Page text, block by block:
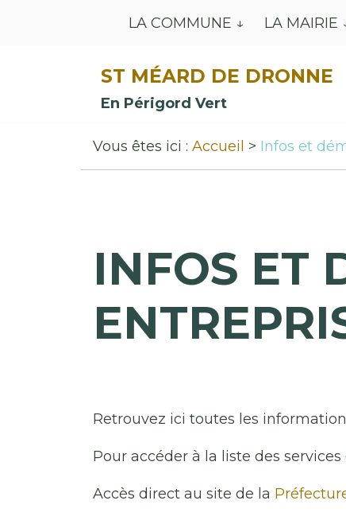
LA COMMUNE LA MAIRIE
ST MÉARD DE DRONNE
En Périgord Vert
Vous êtes ici : Accueil Infos et
INFOS ET
Retrouvez ici toutes les
Pour accéder à la liste des
Accès direct au site de la